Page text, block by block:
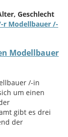
Geschlecht
r Modellbauer /-
Modellbauer
/-in
um einen
gibt es drei
der